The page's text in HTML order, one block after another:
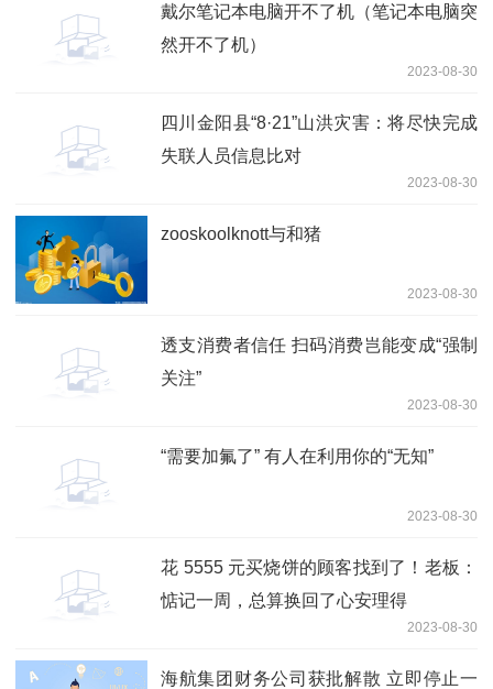
戴尔笔记本电脑开不了机（笔记本电脑突
然开不了机）
2023-08-30
四川金阳县“8·21”山洪灾害：将尽快完成
失联人员信息比对
2023-08-30
zooskoolknott与和猪
2023-08-30
透支消费者信任 扫码消费岂能变成“强制
关注”
2023-08-30
“需要加氟了” 有人在利用你的“无知”
2023-08-30
花 5555 元买烧饼的顾客找到了！老板：
惦记一周，总算换回了心安理得
2023-08-30
海航集团财务公司获批解散 立即停止一